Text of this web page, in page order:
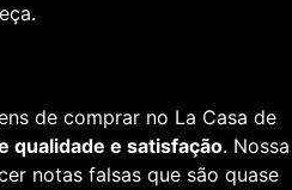
de comprar no La Casa de
qualidade e satisfação. Nossa
notas falsas que são quase